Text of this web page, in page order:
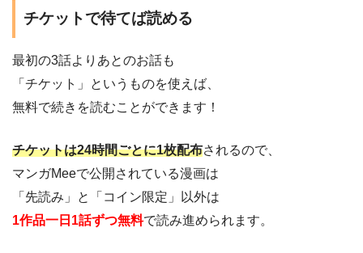
チケットで待てば読める
最初の3話よりあとのお話も
「チケット」というものを使えば、
無料で続きを読むことができます！
チケットは24時間ごとに1枚配布されるので、
マンガMeeで公開されている漫画は
「先読み」と「コイン限定」以外は
1作品一日1話ずつ無料で読み進められます。